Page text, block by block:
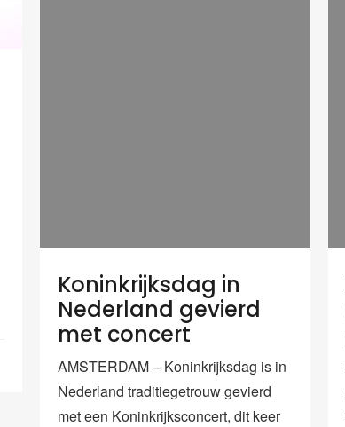
Koninkrijksdag in
Nederland gevierd
met concert
AMSTERDAM – Koninkrijksdag is in
Nederland traditiegetrouw gevierd
met een Koninkrijksconcert, dit keer